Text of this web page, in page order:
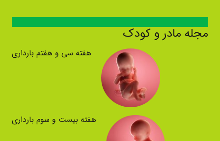
مجله مادر و کودک
هفته سی و هفتم بارداری
هفته بیست و سوم بارداری